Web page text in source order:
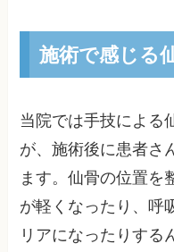
施術で感じる
当院では手技による
が、施術後に患者さ
ます。仙骨の位置を
が軽くなったり、呼
リアになったりする